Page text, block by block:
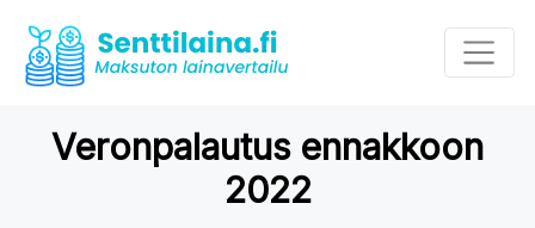
Veronpalautus ennakkoon
2022